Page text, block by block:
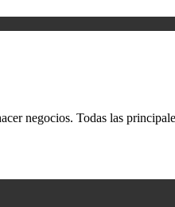
negocios. Todas las